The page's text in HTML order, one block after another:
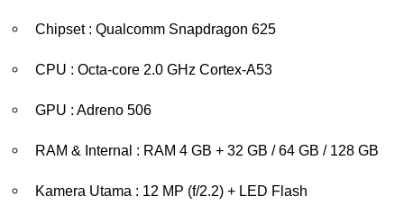
Chipset : Qualcomm Snapdragon 625
CPU : Octa-core 2.0 GHz Cortex-A53
GPU : Adreno 506
RAM & Internal : RAM 4 GB + 32 GB / 64 GB / 128 GB
Kamera Utama : 12 MP (f/2.2) + LED Flash